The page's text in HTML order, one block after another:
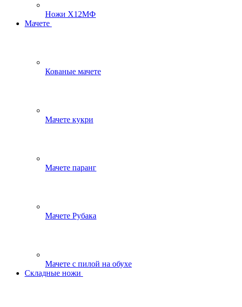
Ножи Х12МФ
Мачете
Кованые мачете
Мачете кукри
Мачете паранг
Мачете Рубака
Мачете с пилой на обухе
Складные ножи